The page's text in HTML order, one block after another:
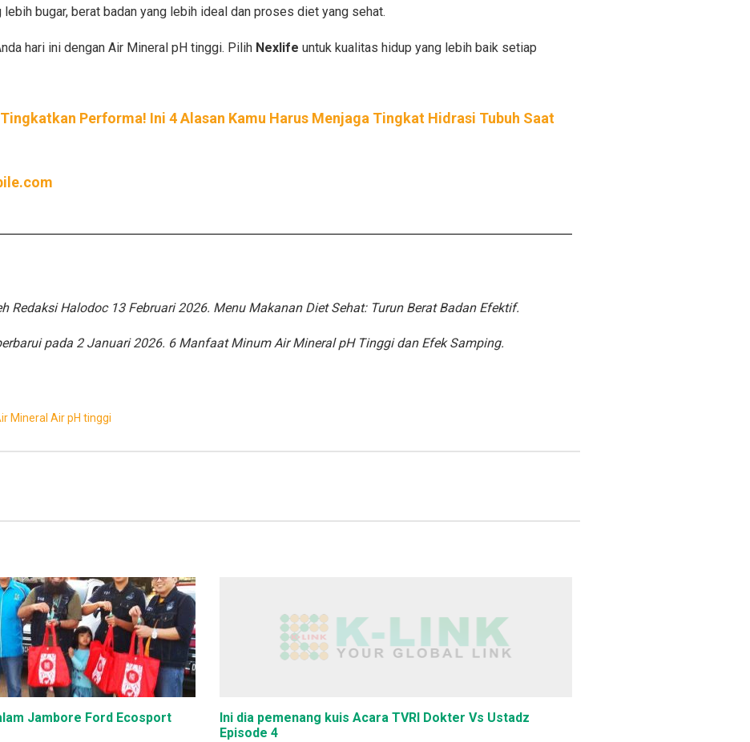
lebih bugar, berat badan yang lebih ideal dan proses diet yang sehat.
hari ini dengan Air Mineral pH tinggi. Pilih Nexlife untuk kualitas hidup yang lebih baik setiap
Tingkatkan Performa! Ini 4 Alasan Kamu Harus Menjaga Tingkat Hidrasi Tubuh Saat
Redaksi Halodoc 13 Februari 2026. Menu Makanan Diet Sehat: Turun Berat Badan Efektif.
pada 2 Januari 2026. 6 Manfaat Minum Air Mineral pH Tinggi dan Efek Samping.
Mineral Air pH tinggi
Jambore Ford Ecosport
Ini dia pemenang kuis Acara TVRI Dokter Vs Ustadz
Episode 4